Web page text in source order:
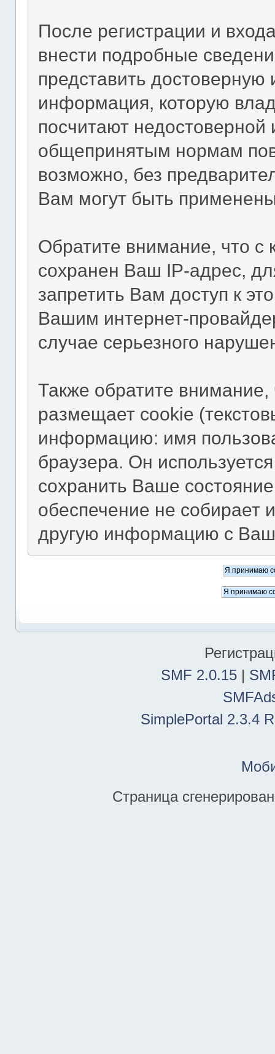
После регистрации и
внести подробные
представить
информация, которую
посчитают
общепринятым нормам
возможно, без
Вам могут быть
Обратите внимание, что
сохранен Ваш IP-адрес,
запретить Вам доступ к
Вашим интернет-
случае серьезного
Также обратите
размещает cookie
информацию: имя
браузера. Он
сохранить Ваше
обеспечение не собирает
другую информацию с
SMF 2.0.15 |
SimplePortal 2.3.4
Страница